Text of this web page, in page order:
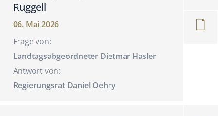
Ruggell
06. Mai 2026
Frage von:
Landtagsabgeordneter Dietmar Hasler
Antwort von:
Regierungsrat Daniel Oehry